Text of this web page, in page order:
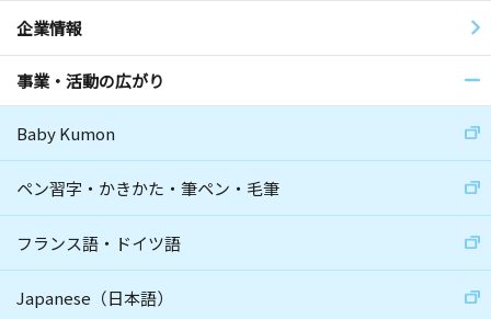
企業情報
事業・活動の広がり
Baby Kumon
ペン習字・かきかた・筆ペン・毛筆
フランス語・ドイツ語
Japanese（日本語）